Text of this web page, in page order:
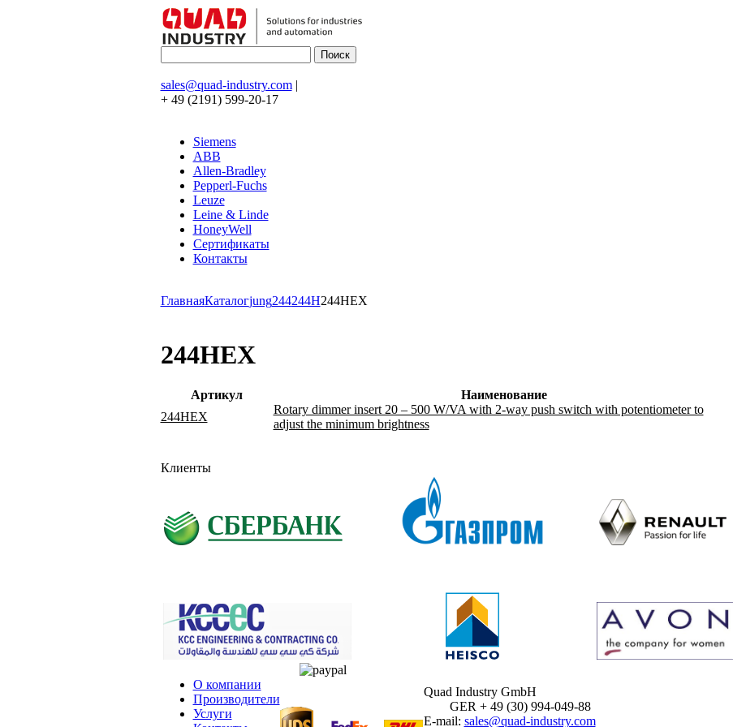
sales@quad-industry.com|
+ 49 (2191) 599-20-17
Siemens
ABB
Allen-Bradley
Pepperl-Fuchs
Leuze
Leine & Linde
HoneyWell
Сертификаты
Контакты
ГлавнаяКаталогjung244244H244HEX
244HEX
Артикул Наименование
244HEX
Rotary dimmer insert 20 – 500 W/VA with 2-way push switch with potentiometer to
adjust the minimum brightness
Клиенты
О компании
Производители
Услуги
Quad Industry GmbH
GER + 49 (30) 994-049-88
E-mail: sales@quad-industry.com